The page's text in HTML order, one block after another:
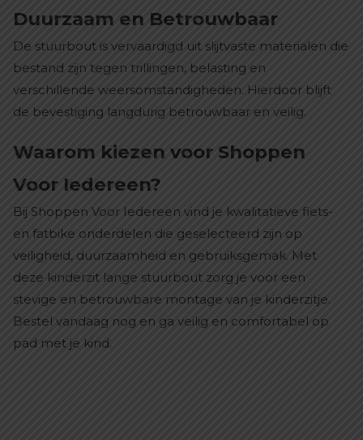
Duurzaam en Betrouwbaar
De stuurbout is vervaardigd uit slijtvaste materialen die
bestand zijn tegen trillingen, belasting en
verschillende weersomstandigheden. Hierdoor blijft
de bevestiging langdurig betrouwbaar en veilig.
Waarom kiezen voor Shoppen
Voor Iedereen?
Bij Shoppen Voor Iedereen vind je kwalitatieve fiets-
en fatbike onderdelen die geselecteerd zijn op
veiligheid, duurzaamheid en gebruiksgemak. Met
deze kinderzit lange stuurbout zorg je voor een
stevige en betrouwbare montage van je kinderzitje.
Bestel vandaag nog en ga veilig en comfortabel op
pad met je kind.